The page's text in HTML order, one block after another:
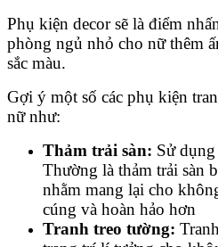
Phụ kiện decor sẽ là điểm
phòng ngủ nhỏ cho nữ thêm
sắc màu.
Gợi ý một số các phụ kiện
nữ như:
Thảm trải sàn: Sử
Thường là thảm trải sàn
nhằm mang lại cho
cúng và hoàn hảo hơn
Tranh treo tường: